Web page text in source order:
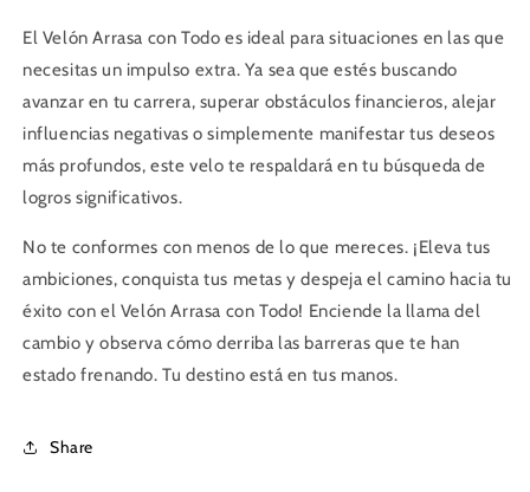
El Velón Arrasa con Todo es ideal para situaciones en las que
necesitas un impulso extra. Ya sea que estés buscando
avanzar en tu carrera, superar obstáculos financieros, alejar
influencias negativas o simplemente manifestar tus deseos
más profundos, este velo te respaldará en tu búsqueda de
logros significativos.
No te conformes con menos de lo que mereces. ¡Eleva tus
ambiciones, conquista tus metas y despeja el camino hacia tu
éxito con el Velón Arrasa con Todo! Enciende la llama del
cambio y observa cómo derriba las barreras que te han
estado frenando. Tu destino está en tus manos.
Share